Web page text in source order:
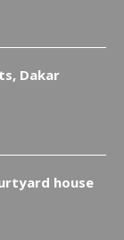
Dakar
house